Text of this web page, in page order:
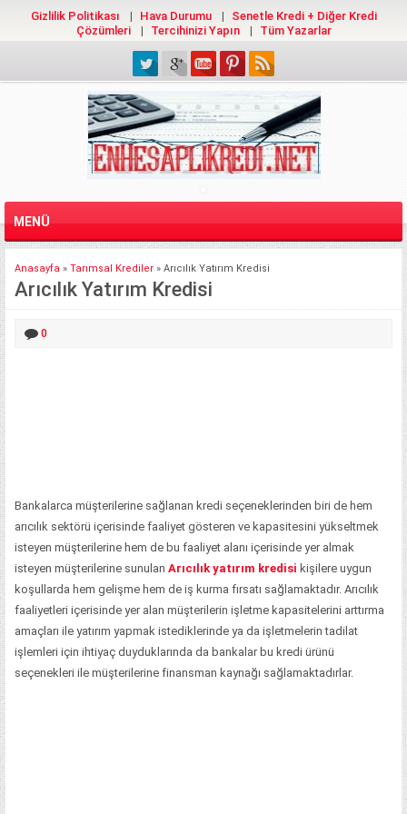
Gizlilik Politikası Hava Durumu
Senetle Kredi + Diğer Kredi
Çözümleri
Tercihinizi Yapın Tüm Yazarlar
MENÜ
Anasayfa » Tarımsal Krediler » Arıcılık Yatırım Kredisi
Arıcılık Yatırım Kredisi
0
Bankalarca müşterilerine sağlanan kredi seçeneklerinden biri de hem
arıcılık sektörü içerisinde faaliyet gösteren ve kapasitesini yükseltmek
isteyen müşterilerine hem de bu faaliyet alanı içerisinde yer almak
isteyen müşterilerine sunulan Arıcılık yatırım kredisi kişilere uygun
koşullarda hem gelişme hem de iş kurma fırsatı sağlamaktadır. Arıcılık
faaliyetleri içerisinde yer alan müşterilerin işletme kapasitelerini arttırma
amaçları ile yatırım yapmak istediklerinde ya da işletmelerin tadilat
işlemleri için ihtiyaç duyduklarında da bankalar bu kredi ürünü
seçenekleri ile müşterilerine finansman kaynağı sağlamaktadırlar.